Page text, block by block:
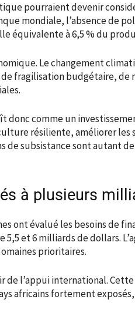
pourraient devenir
mondiale, l’absence de
équivalente à 6,5 % du
Le changement
fragilisation budgétaire, de
donc comme un
résiliente, améliorer les
de subsistance sont autant
à plusieurs
ont évalué les besoins de
et 6 milliards de dollars.
prioritaires.
de l’appui international.
africains fortement